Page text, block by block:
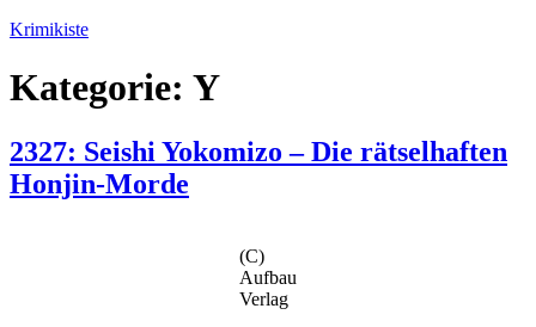
Zum
springen
Krimikiste
Kategorie: Y
2327: Seishi Yokomizo – Die rätselhaften
Honjin-Morde
(C)
Aufbau
Verlag